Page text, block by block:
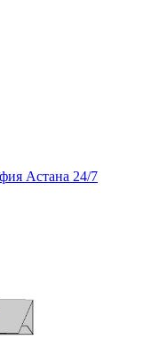
Астана 24/7